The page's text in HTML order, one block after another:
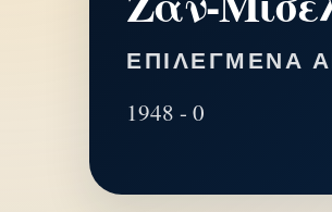
ΕΠΙΛΕΓΜΈΝΑ
1948 - 0